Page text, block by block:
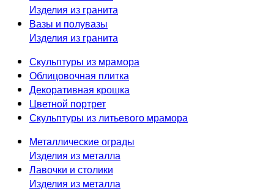
Изделия из гранита
Вазы и полувазы
Изделия из гранита
Скульптуры из мрамора
Облицовочная плитка
Декоративная крошка
Цветной портрет
Скульптуры из литьевого мрамора
Металлические ограды
Изделия из металла
Лавочки и столики
Изделия из металла